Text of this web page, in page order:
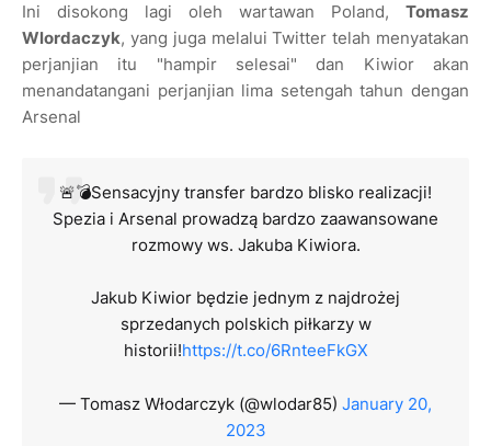
Ini disokong lagi oleh wartawan Poland, Tomasz
Wlordaczyk, yang juga melalui Twitter telah menyatakan
perjanjian itu "hampir selesai" dan Kiwior akan
menandatangani perjanjian lima setengah tahun dengan
Arsenal
🚨💣Sensacyjny transfer bardzo blisko realizacji!
Spezia i Arsenal prowadzą bardzo zaawansowane
rozmowy ws. Jakuba Kiwiora.
Jakub Kiwior będzie jednym z najdrożej
sprzedanych polskich piłkarzy w
historii!https://t.co/6RnteeFkGX
— Tomasz Włodarczyk (@wlodar85) January 20,
2023